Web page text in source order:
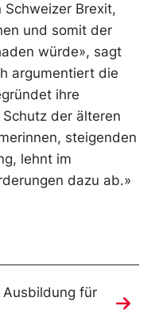
Brexit,
und somit der
würde», sagt
argumentiert die
ihre
der älteren
steigenden
lehnt im
dazu ab.»
Ausbildung für